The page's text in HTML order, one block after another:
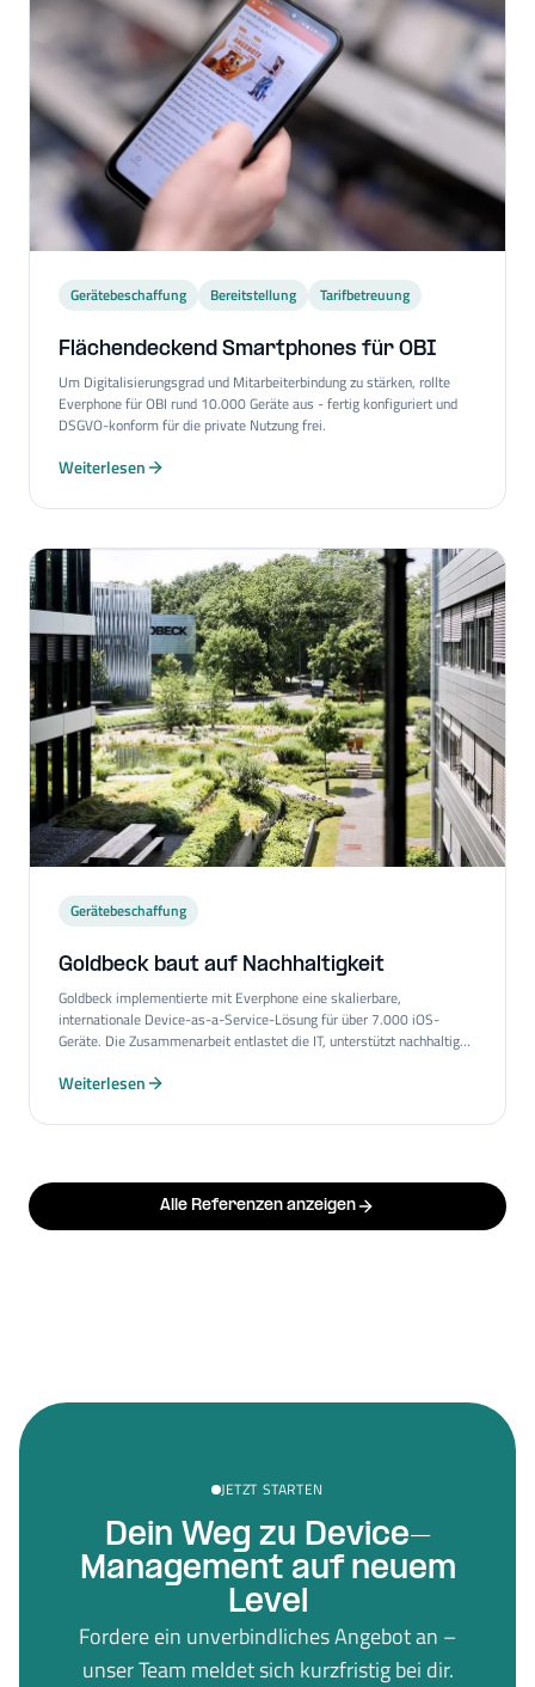
Gerätebeschaffung Bereitstellung Tarifbetreuung
Flächendeckend Smartphones für OBI
Um Digitalisierungsgrad und Mitarbeiterbindung zu stärken, rollte
Everphone für OBI rund 10.000 Geräte aus - fertig konfiguriert und
DSGVO-konform für die private Nutzung frei.
Weiterlesen
Gerätebeschaffung
Goldbeck baut auf Nachhaltigkeit
Goldbeck implementierte mit Everphone eine skalierbare,
internationale Device-as-a-Service-Lösung für über 7.000 iOS-
Geräte. Die Zusammenarbeit entlastet die IT, unterstützt nachhaltige
Europa.
Weiterlesen
Alle Referenzen anzeigen
JETZT STARTEN
Dein Weg zu Device-
Management auf neuem
Level
Fordere ein unverbindliches Angebot an –
unser Team meldet sich kurzfristig bei dir.